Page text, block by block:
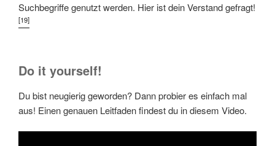
Suchbegriffe genutzt werden. Hier ist dein Verstand gefragt!
[19]
Do it yourself!
Du bist neugierig geworden? Dann probier es einfach mal
aus! Einen genauen Leitfaden findest du in diesem Video.